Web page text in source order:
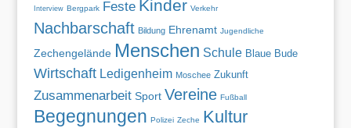
Interview Bergpark Feste Kinder Verkehr
Nachbarschaft Bildung Ehrenamt Jugendliche
Zechengelände Menschen Schule Blaue Bude
Wirtschaft Ledigenheim Moschee Zukunft
Zusammenarbeit Sport Vereine Fußball
Begegnungen Polizei Zeche Kultur